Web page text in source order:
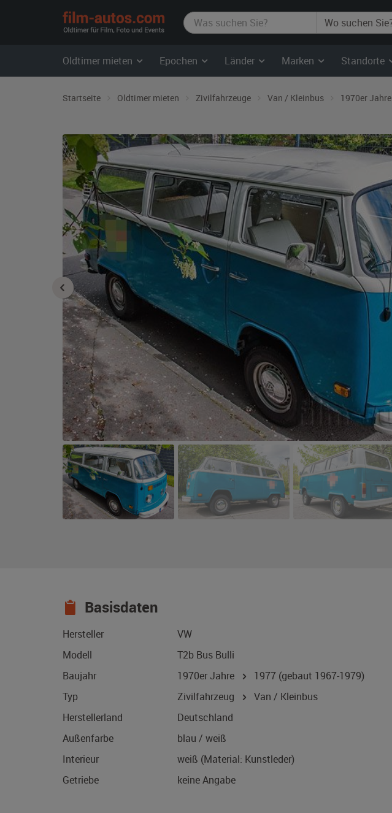
film-
autos.com
Oldtimer mieten Epochen Länder Marken Standorte
Startseite Oldtimer mieten Zivilfahrzeuge Van / Kleinbus 1970er Jahre
Basisdaten
Hersteller
VW
Modell
T2b Bus Bulli
Baujahr
1970er Jahre 1977 (gebaut 1967-1979)
Typ
Zivilfahrzeug
Van / Kleinbus
Herstellerland
Deutschland
Außenfarbe
blau / weiß
Interieur
weiß (Material: Kunstleder)
Getriebe
keine Angabe